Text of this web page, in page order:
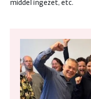
middel ingezet, etc.